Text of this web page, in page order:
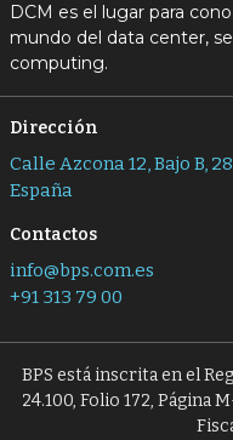
DCM es el lugar para
mundo del data center,
computing.
Dirección
Calle Azcona 12, Bajo B,
España
Contactos
info@bps.com.es
+91 313 79 00
BPS está inscrita en el
24.100, Folio 172,